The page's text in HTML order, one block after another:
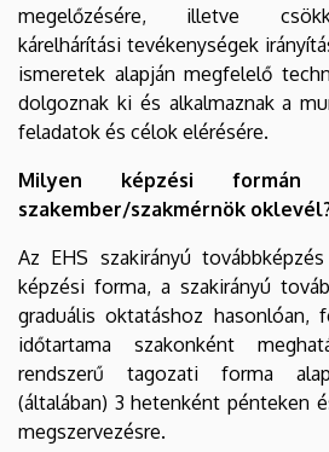
megelőzésére, illetve
kárelhárítási tevékenységek
ismeretek alapján megfelelő
dolgoznak ki és alkalmaznak a
feladatok és célok elérésére.
Milyen képzési formán
szakember/szakmérnök
Az EHS szakirányú
képzési forma, a szakirányú
graduális oktatáshoz hasonlóan,
időtartama szakonként
rendszerű tagozati forma
(általában) 3 hetenként pénteken
megszervezésre.